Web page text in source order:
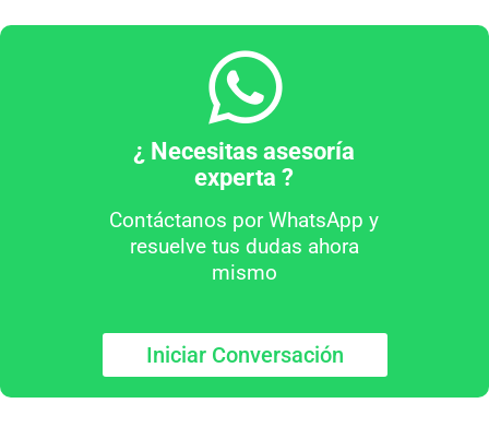
¿ Necesitas asesoría
experta ?
Contáctanos por WhatsApp y
resuelve tus dudas ahora
mismo
Iniciar Conversación